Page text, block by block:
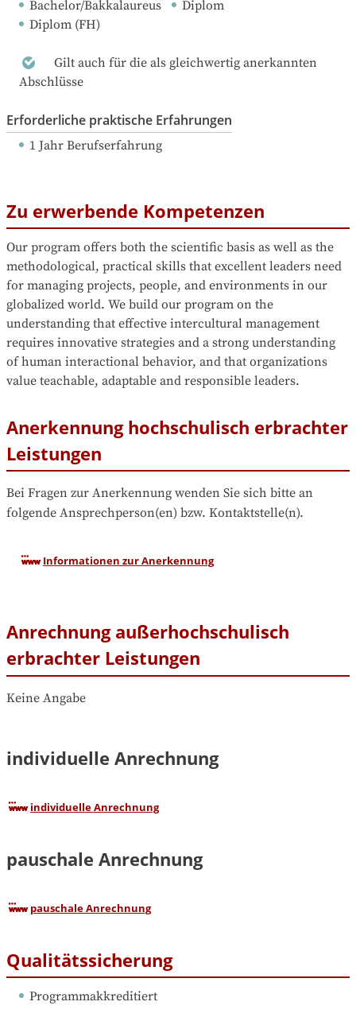
Bachelor/Bakkalaureus
Diplom
Diplom (FH)
Gilt auch für die als gleichwertig anerkannten
Abschlüsse
Erforderliche praktische Erfahrungen
1 Jahr Berufserfahrung
Zu erwerbende Kompetenzen
Our program offers both the scientific basis as well as the
methodological, practical skills that excellent leaders need
for managing projects, people, and environments in our
globalized world. We build our program on the
understanding that effective intercultural management
requires innovative strategies and a strong understanding
of human interactional behavior, and that organizations
value teachable, adaptable and responsible leaders.
Anerkennung hochschulisch erbrachter
Leistungen
Bei Fragen zur Anerkennung wenden Sie sich bitte an
folgende Ansprechperson(en) bzw. Kontaktstelle(n).
Informationen zur Anerkennung
Anrechnung außerhochschulisch
erbrachter Leistungen
Keine Angabe
individuelle Anrechnung
individuelle Anrechnung
pauschale Anrechnung
pauschale Anrechnung
Qualitätssicherung
Programmakkreditiert